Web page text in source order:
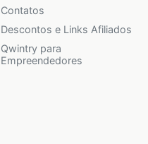
Contatos
Descontos e Links Afiliados
Qwintry para
Empreendedores